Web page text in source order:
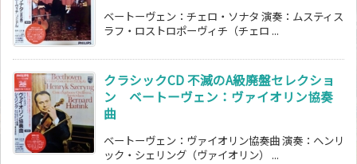
ベートーヴェン：チェロ・ソナタ 演奏：ムスティス
ラフ・ロストロポーヴィチ（チェロ ...
クラシックCD 不滅のA級廃盤セレクショ
ン ベートーヴェン：ヴァイオリン協奏
曲
ベートーヴェン：ヴァイオリン協奏曲 演奏：ヘンリ
ック・シェリング（ヴァイオリン） ...